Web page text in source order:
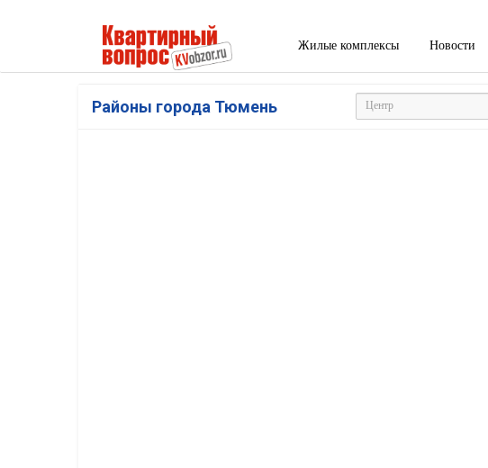
Жилые комплексы Новости
Районы города Тюмень